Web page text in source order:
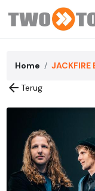
Home JACKFIRE
arrow_back Terug